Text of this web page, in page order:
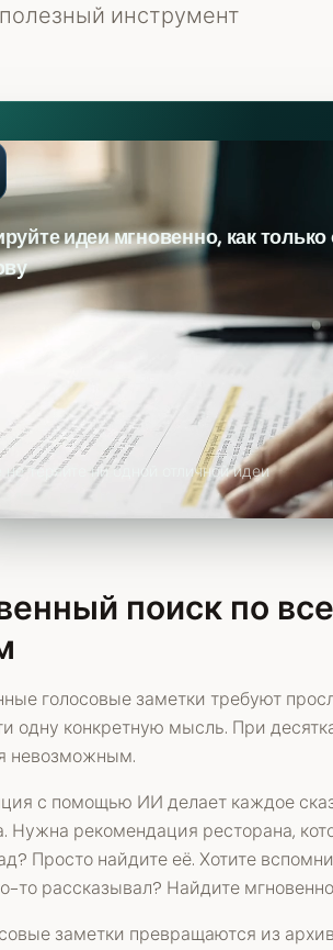
инструмент
идеи мгновенно, как
не теряйте ни одной отличной идеи
поиск по
голосовые заметки требуют
одну конкретную мысль. При
невозможным.
с помощью ИИ делает каждое
Нужна рекомендация ресторана,
Просто найдите её. Хотите
то рассказывал? Найдите
заметки превращаются из